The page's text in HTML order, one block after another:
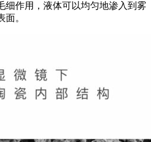
细作用，液体可以均匀地渗入到雾
。